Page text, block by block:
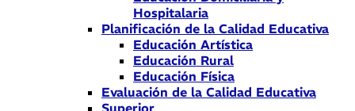
Hospitalaria
Planificación de la Calidad Educativa
Educación Artística
Educación Rural
Educación Física
Evaluación de la Calidad Educativa
Superior